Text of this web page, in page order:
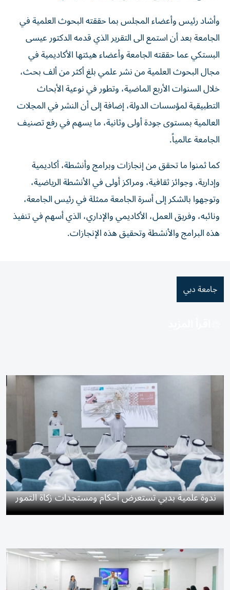
وأشاد رئيس وأعضاء المجلس بما حققته البحوث العلمية في
الجامعة بعد أن استمع الى التقرير الذي قدمه الدكتور عيسى
البستكي عما حققته الجامعة وأعضاء هيئتها الأكاديمية في
مجال البحوث العلمية من نشر علمي بلغ أكثر من ألف بحث،
خلال السنوات الأربع الماضية، وتطور في نوعية الأبحاث
التطبيقية لمؤسسات الدولة، إضافة إلى أن النشر في المجلات
العالمية بمستوى جودة أولى وثانية، ما يسهم في رفع تصنيف
الجامعة عالمياً.
كما ثمنوا ما تحقق من إنجازات وبرامج وأنشطة، أكاديمية
وإدارية، وجوائز ثقافية، ومراكز أولى في الأنشطة الرياضية،
وتوجهوا بالشكر إلى أسرة الجامعة ممثلة في رئيس الجامعة،
ونائبه، وفريق العمل، الأكاديمي والإداري، الذي أسهم في تنفيذ
هذه البرامج والأنشطة وتحقيق هذه الإنجازات.
جامعة دبي
ندوة علمية بدبي تستعرض أحكام ومستجدات زكاة التمور